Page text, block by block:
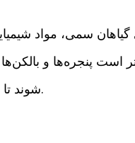
سمی، مواد
است پنجره‌ها و
شوند تا از سقوط احتمالی جلوگیری شود.